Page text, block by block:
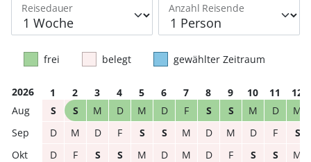
Reisedauer Anzahl Reisende
frei belegt gewählter Zeitraum
2026 1 2 3 4 5 6 7 8 9 10 11
12
S
S M D M D F S S M D
M
D
M D F S S M D M D F
S
D
F S S M D M D F S S
M